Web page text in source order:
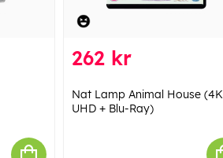
262 kr
Nat Lamp Animal House (4K
UHD + Blu-Ray)